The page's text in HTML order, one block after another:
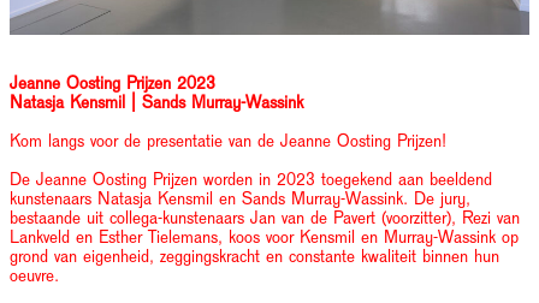
Jeanne Oosting Prijzen 2023
Natasja Kensmil | Sands Murray-Wassink
Kom langs voor de presentatie van de Jeanne Oosting Prijzen!
De Jeanne Oosting Prijzen worden in 2023 toegekend aan beeldend
kunstenaars Natasja Kensmil en Sands Murray-Wassink. De jury,
bestaande uit collega-kunstenaars Jan van de Pavert (voorzitter), Rezi van
Lankveld en Esther Tielemans, koos voor Kensmil en Murray-Wassink op
grond van eigenheid, zeggingskracht en constante kwaliteit binnen hun
oeuvre.